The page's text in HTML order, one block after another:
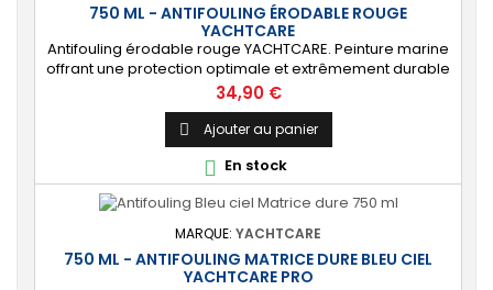
750 ML - ANTIFOULING ÉRODABLE ROUGE
YACHTCARE
Antifouling érodable rouge YACHTCARE. Peinture marine
offrant une protection optimale et extrêmement durable
de la carène pour les bateaux jusqu’à 25 nœuds. ⚙️ [Tout
support] Protège toutes les coques en polyester, bois et
acier contre les salissures. Ne convient PAS à l’aluminium
et aux alliages légers. 🔝 [Haute protection] Matrice lisse
permettant de...
Prix
34,90 €
 Ajouter au panier
 En stock
MARQUE: YACHTCARE
750 ML - ANTIFOULING MATRICE DURE BLEU CIEL
YACHTCARE PRO